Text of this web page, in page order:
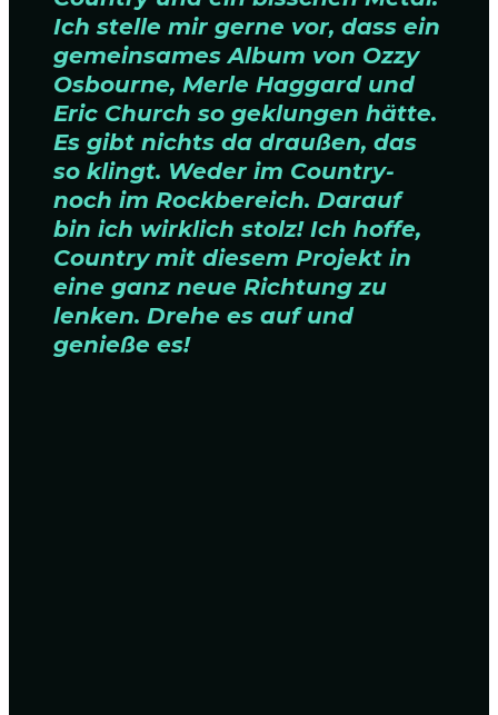
Ich stelle mir gerne vor, dass ein
gemeinsames Album von Ozzy
Osbourne, Merle Haggard und
Eric Church so geklungen hätte.
Es gibt nichts da draußen, das
so klingt. Weder im Country-
noch im Rockbereich. Darauf
bin ich wirklich stolz! Ich hoffe,
Country mit diesem Projekt in
eine ganz neue Richtung zu
lenken. Drehe es auf und
genieße es!